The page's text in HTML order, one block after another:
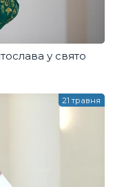
у свято
21 травня